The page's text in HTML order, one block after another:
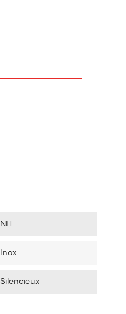
NH
Inox
Silencieux